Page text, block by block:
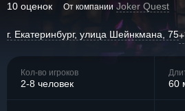
10 оценок От компании Joker Quest
г. Екатеринбург, улица Шейнкмана, 75
Кол-во игроков
2-8 человек 60